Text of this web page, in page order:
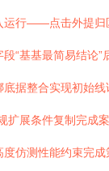
运行——点击外提归
“基基最简易结论”
据整合实现初始
扩展条件复制完成
仿测性能约束完